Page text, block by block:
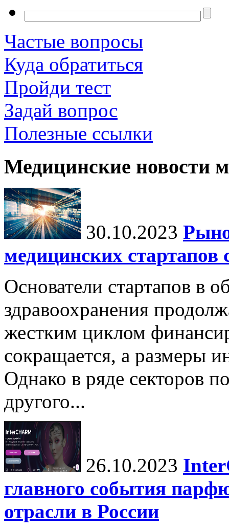
Частые вопросы
Куда обратиться
Пройди тест
Задай вопрос
Полезные ссылки
Медицинские новости
30.10.2023
медицинских стартапов
Основатели стартапов в
здравоохранения
жестким циклом
сокращается, а размеры
Однако в ряде секторов
другого...
26.10.2023
главного события
отрасли в России